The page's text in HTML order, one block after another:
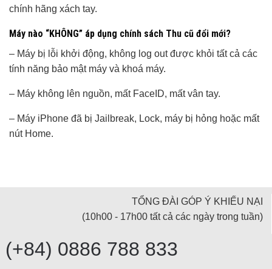
chính hãng xách tay.
Máy nào “KHÔNG” áp dụng chính sách Thu cũ đổi mới?
– Máy bị lỗi khởi động, không log out được khỏi tất cả các
tính năng bảo mật máy và khoá máy.
– Máy không lên nguồn, mất FaceID, mất vân tay.
– Máy iPhone đã bị Jailbreak, Lock, máy bị hỏng hoặc mất
nút Home.
TỔNG ĐÀI GÓP Ý KHIẾU NẠI
(10h00 - 17h00 tất cả các ngày trong tuần)
(+84) 0886 788 833